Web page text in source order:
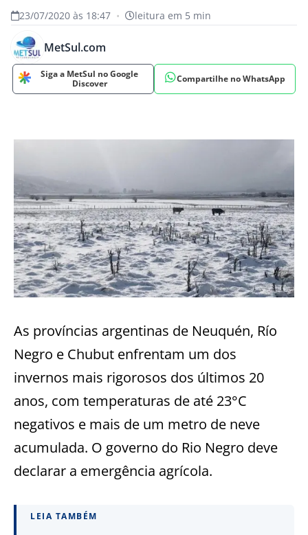
23/07/2020 às 18:47 • leitura em 5 min
MetSul.com
Siga a MetSul no Google
Discover
Compartilhe no WhatsApp
As províncias argentinas de Neuquén, Río
Negro e Chubut enfrentam um dos
invernos mais rigorosos dos últimos 20
anos, com temperaturas de até 23°C
negativos e mais de um metro de neve
acumulada. O governo do Rio Negro deve
declarar a emergência agrícola.
LEIA TAMBÉM